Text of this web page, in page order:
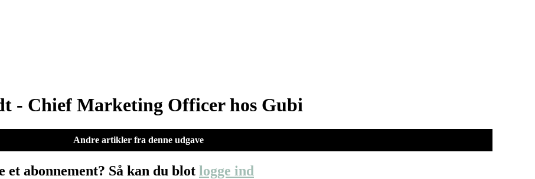
Chief Marketing Officer hos Gubi
Andre artikler fra denne udgave
abonnement? Så kan du blot logge ind